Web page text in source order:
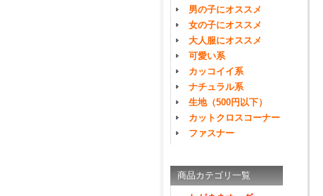
男の子にオススメ
女の子にオススメ
大人服にオススメ
可愛い系
カッコイイ系
ナチュラル系
生地（500円以下）
カットクロスコーナー
ファスナー
商品カテゴリ一覧